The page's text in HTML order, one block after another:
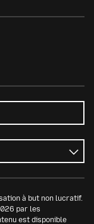
à but non lucratif.
par les
est disponible